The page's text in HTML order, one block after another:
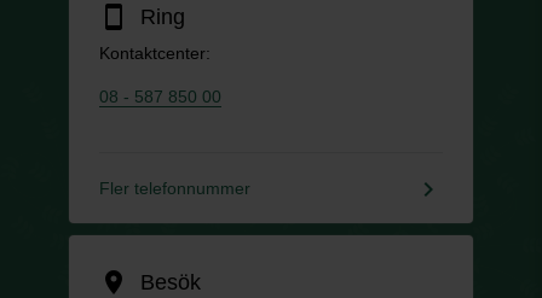
smartphone Ring
Kontaktcenter:
08 - 587 850 00
Fler telefonnummer keyboard_arrow_right
location_on Besök